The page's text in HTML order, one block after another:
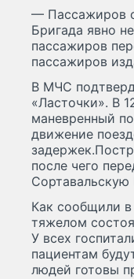
— Пассажиров
Бригада явно
пассажиров
пассажиров
В МЧС
«Ласточки». В
маневренный
движение
после чего
Как сообщили в
тяжелом
У всех
пациентам
людей готовы